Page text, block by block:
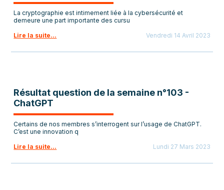
La cryptographie est intimement liée à la cybersécurité et
demeure une part importante des cursu
Lire la suite...
Vendredi 14 Avril 2023
Résultat question de la semaine n°103 -
ChatGPT
Certains de nos membres s’interrogent sur l’usage de ChatGPT.
C’est une innovation q
Lire la suite...
Lundi 27 Mars 2023